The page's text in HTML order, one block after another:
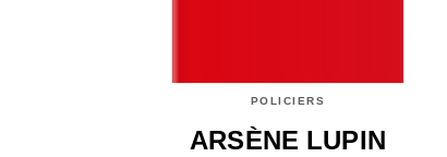
POLICIERS
ARSÈNE LUPIN